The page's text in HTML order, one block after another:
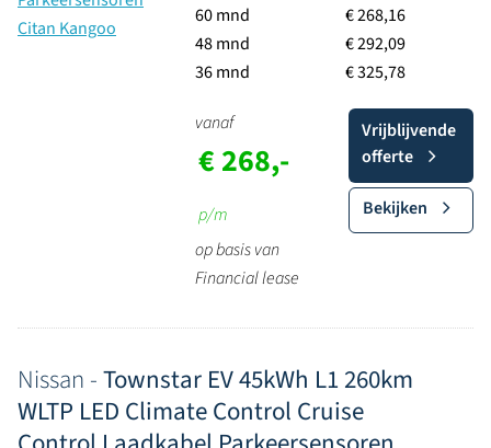
60 mnd
48 mnd
36 mnd
€ 268,16
€ 292,09
€ 325,78
vanaf
€ 268,-
p/m
op basis van
Financial lease
Vrijblijvende
offerte
Bekijken
Nissan -Townstar EV 45kWh L1 260km
WLTP LED Climate Control Cruise